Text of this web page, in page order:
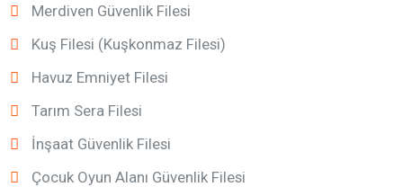
Merdiven Güvenlik Filesi
Kuş Filesi (Kuşkonmaz Filesi)
Havuz Emniyet Filesi
Tarım Sera Filesi
İnşaat Güvenlik Filesi
Çocuk Oyun Alanı Güvenlik Filesi